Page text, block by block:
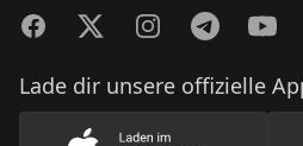
FacebookTwitterInstagramTelegram
Lade dir unsere offizielle